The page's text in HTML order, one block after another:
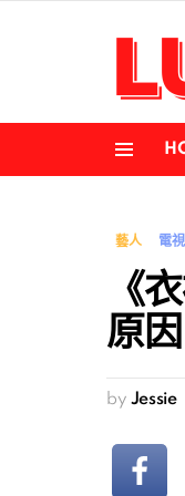
藝人 電視
《
原
by Jessie